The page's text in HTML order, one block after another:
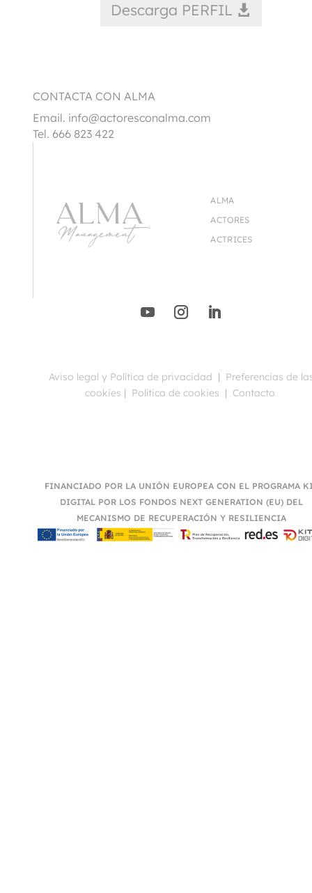
Descarga PERFIL
CONTACTA CON ALMA
Email. info@actoresconalma.com
Tel. 666 823 422
ALMA
ACTORES
ACTRICES
Aviso legal y Política de privacidad | Preferencias de
cookies | Política de cookies | Contacto
FINANCIADO POR LA UNIÓN EUROPEA CON EL PROGRAMA
DIGITAL POR LOS FONDOS NEXT GENERATION (EU) DEL
MECANISMO DE RECUPERACIÓN Y RESILIENCIA